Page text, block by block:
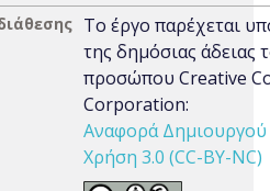
Το έργο παρέχεται
της δημόσιας άδειας
προσώπου Creative
Corporation:
Αναφορά
Χρήση 3.0 (CC-BY-NC)